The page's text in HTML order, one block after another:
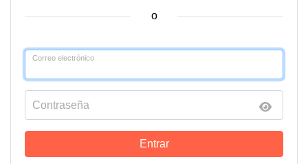
o
Correo electrónico
Contraseña
Entrar